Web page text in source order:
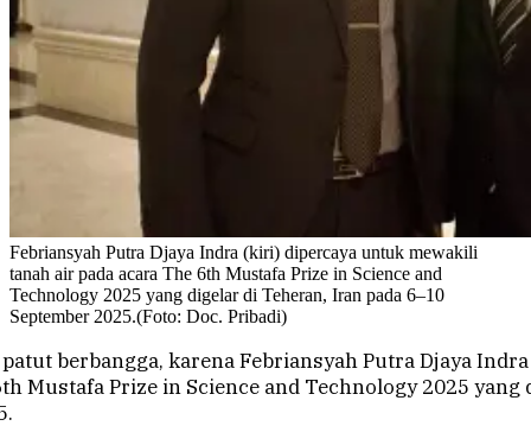
Febriansyah Putra Djaya Indra (kiri) dipercaya untuk mewakili
tanah air pada acara The 6th Mustafa Prize in Science and
Technology 2025 yang digelar di Teheran, Iran pada 6–10
September 2025.(Foto: Doc. Pribadi)
berbangga, karena Febriansyah Putra Djaya
Mustafa Prize in Science and Technology 2025